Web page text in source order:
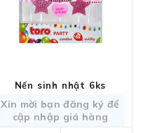
Nến sinh nhật 6ks
Xin mời bạn đăng ký để
cập nhập giá hàng